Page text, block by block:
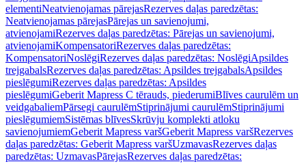
elementiNeatvienojamas pārejasRezerves daļas paredzētas:
Neatvienojamas pārejasPārejas un savienojumi,
atvienojamiRezerves daļas paredzētas: Pārejas un savienojumi,
atvienojamiKompensatoriRezerves daļas paredzētas:
KompensatoriNoslēgiRezerves daļas paredzētas: NoslēgiApsildes
trejgabalsRezerves daļas paredzētas: Apsildes trejgabalsApsildes
pieslēgumiRezerves daļas paredzētas: Apsildes
pieslēgumiGeberit Mapress C tērauds, piederumiBlīves caurulēm un
veidgabaliemPārsegi caurulēmStiprinājumi caurulēmStiprinājumi
pieslēgumiemSistēmas blīvesSkrūvju komplekti atloku
savienojumiemGeberit Mapress varšGeberit Mapress varšRezerves
daļas paredzētas: Geberit Mapress varšUzmavasRezerves daļas
paredzētas: UzmavasPārejasRezerves daļas paredzētas: